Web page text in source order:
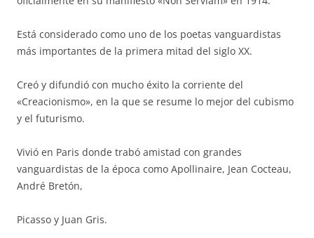
Está considerado como uno de los poetas vanguardistas
más importantes de la primera mitad del siglo XX.
Creó y difundió con mucho éxito la corriente del
«Creacionismo», en la que se resume lo mejor del cubismo
y el futurismo.
Vivió en Paris donde trabó amistad con grandes
vanguardistas de la época como Apollinaire, Jean Cocteau,
André Bretón,
Picasso y Juan Gris.